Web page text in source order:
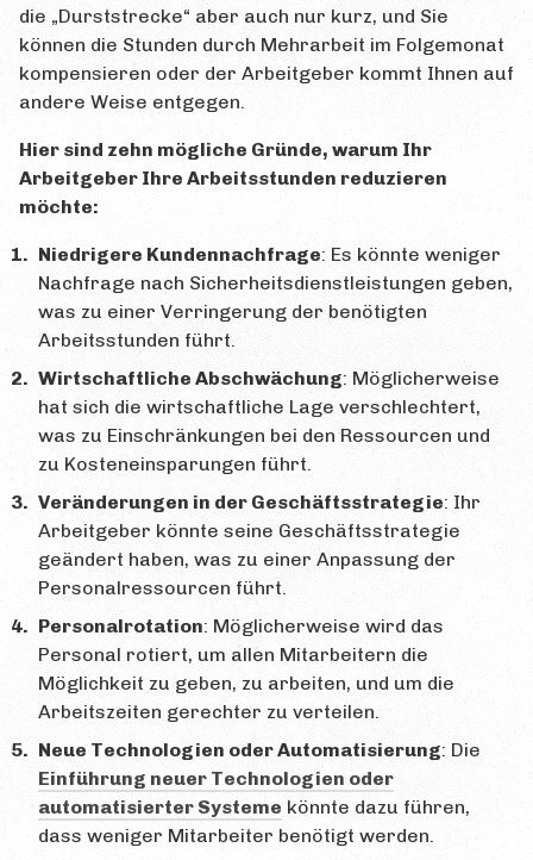
die „Durststrecke“ aber auch nur kurz, und Sie
können die Stunden durch Mehrarbeit im Folgemonat
kompensieren oder der Arbeitgeber kommt Ihnen auf
andere Weise entgegen.
Hier sind zehn mögliche Gründe, warum Ihr
Arbeitgeber Ihre Arbeitsstunden reduzieren
möchte:
Niedrigere Kundennachfrage: Es könnte weniger
Nachfrage nach Sicherheitsdienstleistungen geben,
was zu einer Verringerung der benötigten
Arbeitsstunden führt.
Wirtschaftliche Abschwächung: Möglicherweise
hat sich die wirtschaftliche Lage verschlechtert,
was zu Einschränkungen bei den Ressourcen und
zu Kosteneinsparungen führt.
Veränderungen in der Geschäftsstrategie: Ihr
Arbeitgeber könnte seine Geschäftsstrategie
geändert haben, was zu einer Anpassung der
Personalressourcen führt.
Personalrotation: Möglicherweise wird das
Personal rotiert, um allen Mitarbeitern die
Möglichkeit zu geben, zu arbeiten, und um die
Arbeitszeiten gerechter zu verteilen.
Neue Technologien oder Automatisierung: Die
Einführung neuer Technologien oder
automatisierter Systeme könnte dazu führen,
dass weniger Mitarbeiter benötigt werden.